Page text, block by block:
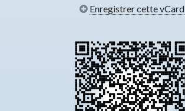
Enregistrer cette vCard